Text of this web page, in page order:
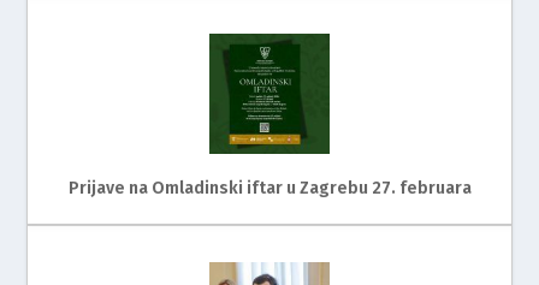
Prijave na Omladinski iftar u Zagrebu 27. februara